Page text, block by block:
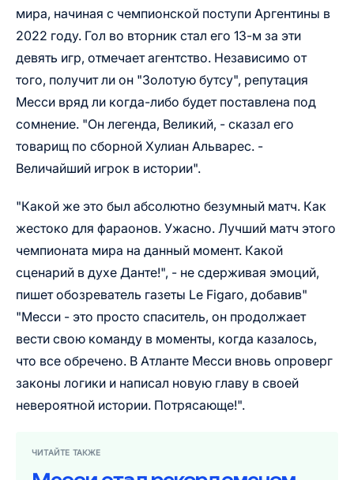
мира, начиная с чемпионской поступи Аргентины в
2022 году. Гол во вторник стал его 13-м за эти
девять игр, отмечает агентство. Независимо от
того, получит ли он "Золотую бутсу", репутация
Месси вряд ли когда-либо будет поставлена под
сомнение. "Он легенда, Великий, - сказал его
товарищ по сборной Хулиан Альварес. -
Величайший игрок в истории".
"Какой же это был абсолютно безумный матч. Как
жестоко для фараонов. Ужасно. Лучший матч этого
чемпионата мира на данный момент. Какой
сценарий в духе Данте!", - не сдерживая эмоций,
пишет обозреватель газеты Le Figaro, добавив"
"Месси - это просто спаситель, он продолжает
вести свою команду в моменты, когда казалось,
что все обречено. В Атланте Месси вновь опроверг
законы логики и написал новую главу в своей
невероятной истории. Потрясающе!".
ЧИТАЙТЕ ТАКЖЕ